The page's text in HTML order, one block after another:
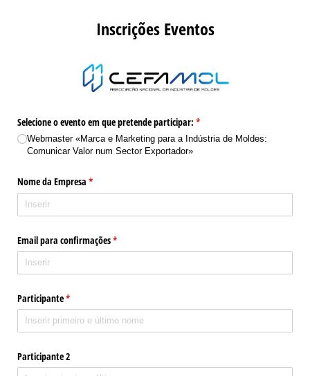
Inscrições Eventos
Selecione o evento em que pretende participar: *
(obrigatório)
Webmaster «Marca e Marketing para a Indústria de Moldes:
Comunicar Valor num Sector Exportador»
Nome da Empresa *
(obrigatório)
Email para confirmações*
(obrigatório)
Participante*
(obrigatório)
Participante 2